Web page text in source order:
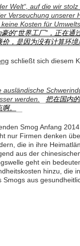
Welt“, auf die wir
Verseuchung
Kosten für
的“世界工厂”，正在
，是因为没有计算环境
schließt sich diesem
ausländische
werden.
把在国内
。
Smog Anfang
nur Firmen denken
die in ihre
aus der
geht ein
hinzu, die
Smogs aus